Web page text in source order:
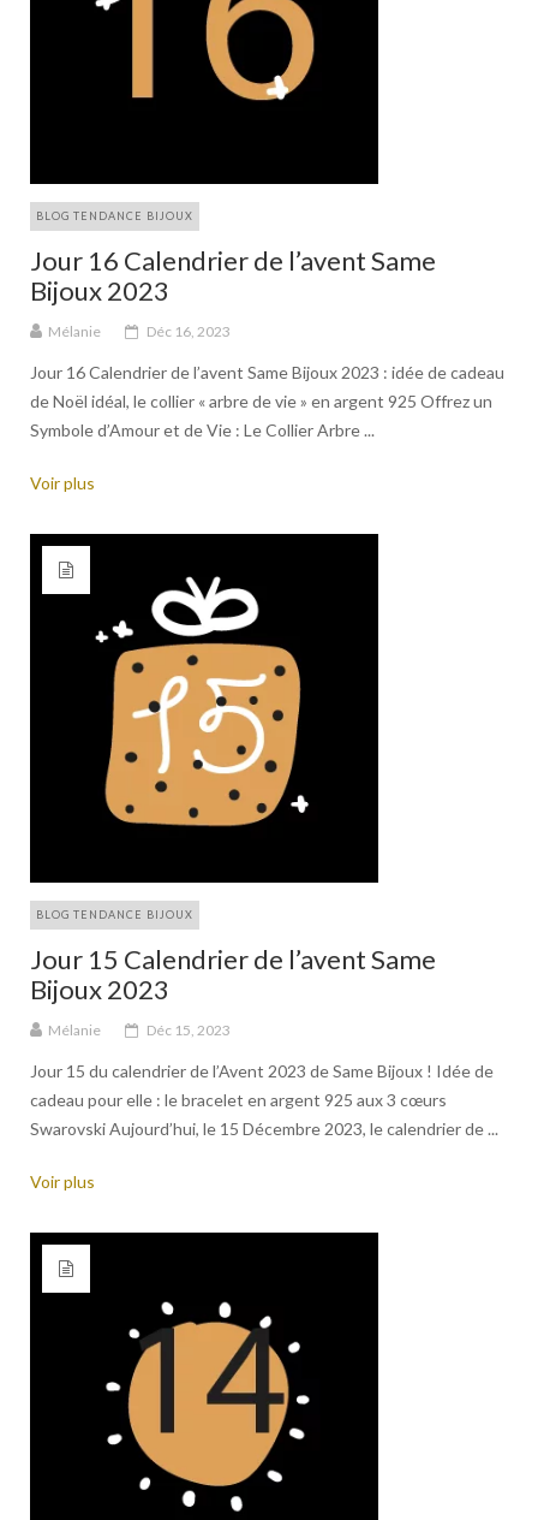
BLOG TENDANCE BIJOUX
Jour 16 Calendrier de l’avent Same
Bijoux 2023
Mélanie Déc 16, 2023
Jour 16 Calendrier de l’avent Same Bijoux 2023 : idée de cadeau
de Noël idéal, le collier « arbre de vie » en argent 925 Offrez un
Symbole d’Amour et de Vie : Le Collier Arbre ...
Voir plus
BLOG TENDANCE BIJOUX
Jour 15 Calendrier de l’avent Same
Bijoux 2023
Mélanie Déc 15, 2023
Jour 15 du calendrier de l’Avent 2023 de Same Bijoux ! Idée de
cadeau pour elle : le bracelet en argent 925 aux 3 cœurs
Swarovski Aujourd’hui, le 15 Décembre 2023, le calendrier de ...
Voir plus